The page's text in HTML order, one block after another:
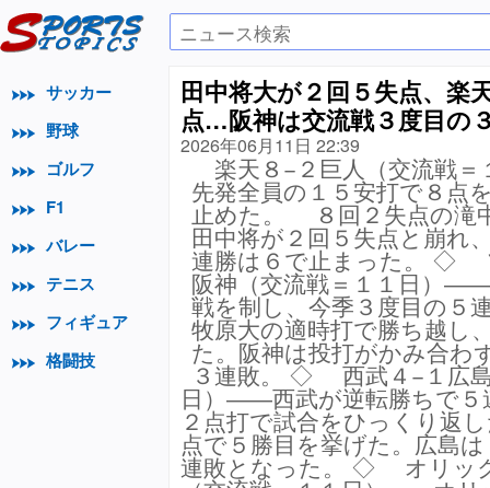
サッカー
野球
ゴルフ
F1
バレー
テニス
フィギュア
格闘技
田中将大が２回５失点、楽
点…阪神は交流戦３度目の
2026年06月11日 22:39
楽天８−２巨人（交流戦
先発全員の１５安打で８点
止めた。 ８回２失点の滝
田中将が２回５失点と崩れ
連勝は６で止まった。 ◇
阪神（交流戦＝１１日）
戦を制し、今季３度目の５
牧原大の適時打で勝ち越し
た。阪神は投打がかみ合わ
３連敗。 ◇ 西武４−１広
日）――西武が逆転勝ちで５
２点打で試合をひっくり返
点で５勝目を挙げた。広島
連敗となった。 ◇ オリッ